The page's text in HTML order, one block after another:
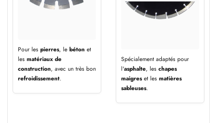
Pour les pierres, le béton et
les matériaux de
construction, avec un très bon
refroidissement.
Spécialement adaptés pour
l'asphalte, les chapes
maigres et les matières
sableuses.